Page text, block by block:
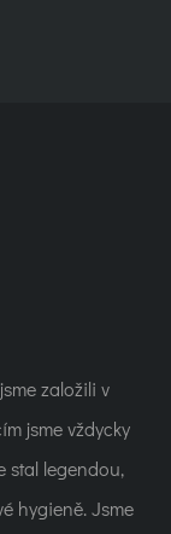
založili v
jsme vždycky
stal legendou,
hygieně. Jsme